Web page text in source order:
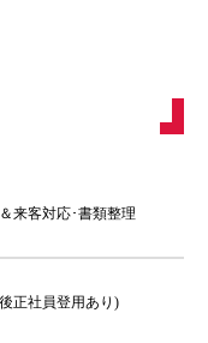
来客対応･書類整理
正社員登用あり)